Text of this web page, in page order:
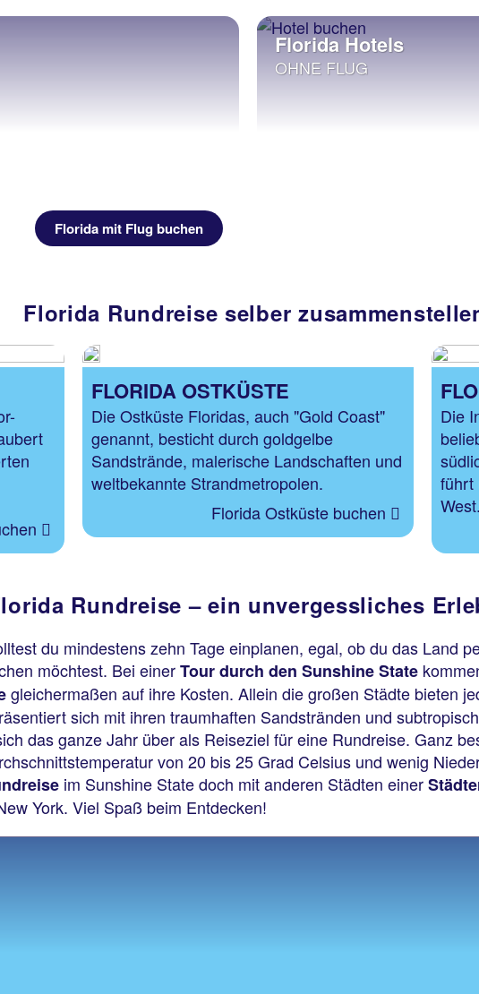
Florida mit Flug buchen
Florida Hotels
OHNE FLUG
Florida Rundreise selber
FLORIDA OSTKÜSTE
Die Ostküste Floridas, auch "Gold Coast"
genannt, besticht durch goldgelbe
Sandstrände, malerische Landschaften und
weltbekannte Strandmetropolen.
Florida Ostküste buchen
Die
führt
West.
Rundreise – ein unvergessliches
du mindestens zehn Tage einplanen, egal, ob du das Land
möchtest. Bei einerTour durch den Sunshine State
gleichermaßen auf ihre Kosten. Allein die großen Städte bieten
sich mit ihren traumhaften Sandstränden und
das ganze Jahr über als Reiseziel für eine Rundreise. Ganz
von 20 bis 25 Grad Celsius und wenig
im Sunshine State doch mit anderen Städten einer
York. Viel Spaß beim Entdecken!